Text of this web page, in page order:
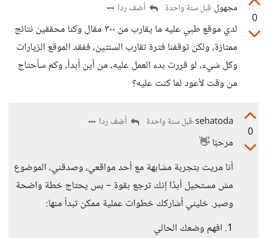
0
مجهول قبل سنة واحدة أضف ردا
لدي موقع طبي عليه ما يقارب من ٣٠٠ مقال وكنا محققين نتائج
ممتازة، ولكن توقفنا فترة تقارب السنتين، ففقد الموقع الزيارات
وكل شيء، لو قررت بدء العمل عليه، من أين أبدأ، وكم سأحتاج
من وقت لأعود لما كنت عليه؟
0
sehatoda قبل سنة واحدة أضف ردا
مرحبًا 👋
أنا مريت بتجربة مشابهة مع أحد مواقعي، وصدقني، الموضوع
مش مستحيل أبدًا إنك ترجع بقوة – بس يحتاج خطة واضحة
وصبر. خليني أشاركك خطوات عملية ممكن تبدأ منها:
1. افهم وضعك الحالي